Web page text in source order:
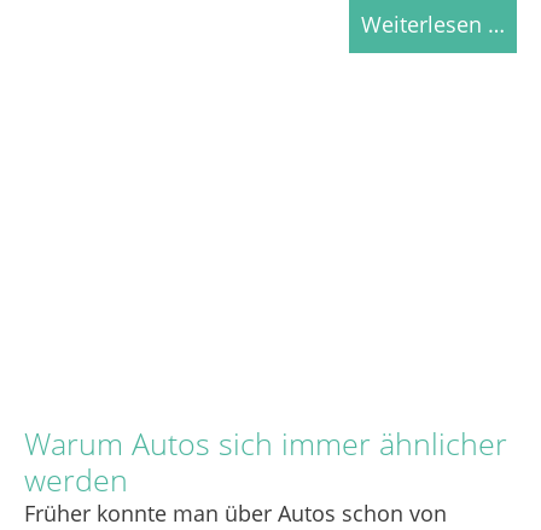
Weiterlesen …
Warum Autos sich immer ähnlicher
werden
Früher konnte man über Autos schon von